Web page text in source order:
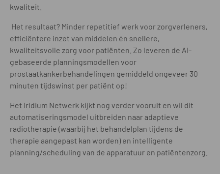
kwaliteit.
Het resultaat? Minder repetitief werk voor zorgverleners,
efficiëntere inzet van middelen én snellere,
kwaliteitsvolle zorg voor patiënten. Zo leveren de AI-
gebaseerde planningsmodellen voor
prostaatkankerbehandelingen gemiddeld ongeveer 30
minuten tijdswinst per patiënt op!
Het Iridium Netwerk kijkt nog verder vooruit en wil dit
automatiseringsmodel uitbreiden naar adaptieve
radiotherapie (waarbij het behandelplan tijdens de
therapie aangepast kan worden) en intelligente
planning/scheduling van de apparatuur en patiëntenzorg.